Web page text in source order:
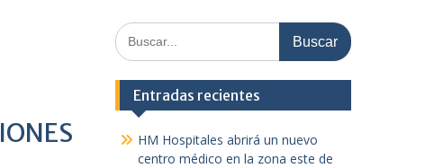
Buscar:
Entradas recientes
HM Hospitales abrirá un nuevo
centro médico en la zona este de